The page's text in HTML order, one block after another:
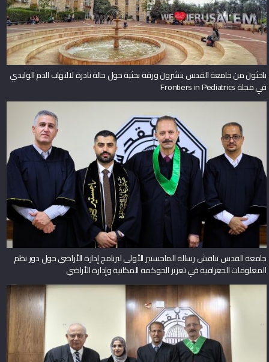
باحثون من جامعة القدس ينشرون ورقة بحثية حول حالة نادرة لالتهاب الدم الوليدي
في مجلة Frontiers in Pediatrics
جامعة القدس تناقش رسالة الماجستير الأولى لبرنامج إدارة الأراضي حول دور نظم
المعلومات الجغرافية في تعزيز الحوكمة المكانية وإدارة الأراضي